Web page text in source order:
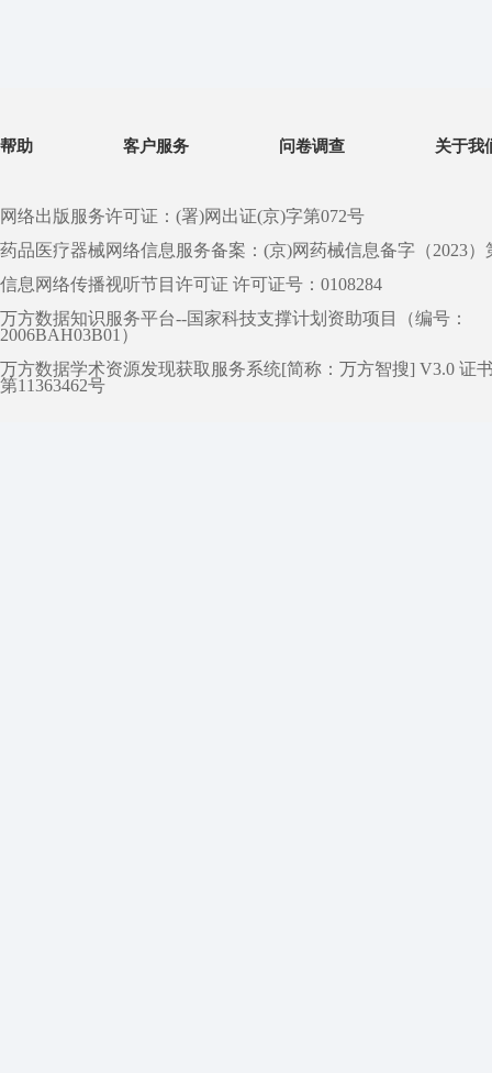
帮助 客户服务 问卷调查 关于我
网络出版服务许可证：(署)网出证(京)字第072号
药品医疗器械网络信息服务备案：(京)网药械信息备字（2023）
信息网络传播视听节目许可证 许可证号：0108284
万方数据知识服务平台--国家科技支撑计划资助项目（编号：
2006BAH03B01）
万方数据学术资源发现获取服务系统[简称：万方智搜] V3.0 证
第11363462号